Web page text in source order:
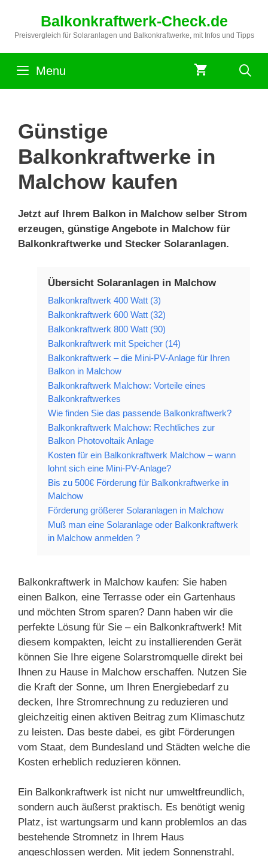
springen
Balkonkraftwerk-Check.de
Preisvergleich für Solaranlagen und Balkonkraftwerke, mit Infos und Tipps
Menu
Günstige
Balkonkraftwerke in
Malchow kaufen
Jetzt auf Ihrem Balkon in Malchow selber Strom
erzeugen, günstige Angebote in Malchow für
Balkonkraftwerke und Stecker Solaranlagen.
Übersicht Solaranlagen in Malchow
Balkonkraftwerk 400 Watt (3)
Balkonkraftwerk 600 Watt (32)
Balkonkraftwerk 800 Watt (90)
Balkonkraftwerk mit Speicher (14)
Balkonkraftwerk – die Mini-PV-Anlage für Ihren
Balkon in Malchow
Balkonkraftwerk Malchow: Vorteile eines
Balkonkraftwerkes
Wie finden Sie das passende Balkonkraftwerk?
Balkonkraftwerk Malchow: Rechtliches zur
Balkon Photovoltaik Anlage
Kosten für ein Balkonkraftwerk Malchow – wann
lohnt sich eine Mini-PV-Anlage?
Bis zu 500€ Förderung für Balkonkraftwerke in
Malchow
Förderung größerer Solaranlagen in Malchow
Muß man eine Solaranlage oder Balkonkraftwerk
in Malchow anmelden ?
Balkonkraftwerk in Malchow kaufen: Sie haben
einen Balkon, eine Terrasse oder ein Gartenhaus
und möchten Strom sparen? Dann haben wir die
perfekte Lösung für Sie – ein Balkonkraftwerk! Mit
diesem kompakten, leicht zu installierenden Gerät
können Sie Ihre eigene Solarstromquelle direkt bei
Ihnen zu Hause in Malchow erschaffen. Nutzen Sie
die Kraft der Sonne, um Ihren Energiebedarf zu
decken, Ihre Stromrechnung zu reduzieren und
gleichzeitig einen aktiven Beitrag zum Klimaschutz
zu leisten. Das beste dabei, es gibt Förderungen
vom Staat, dem Bundesland und Städten welche die
Kosten erheblich reduzieren können.
Ein Balkonkraftwerk ist nicht nur umweltfreundlich,
sondern auch äußerst praktisch. Es benötigt wenig
Platz, ist wartungsarm und kann problemlos an das
bestehende Stromnetz in Ihrem Haus
angeschlossen werden. Mit jedem Sonnenstrahl,